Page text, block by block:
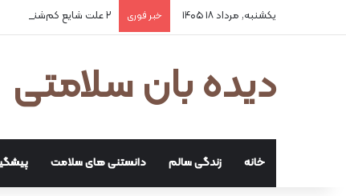
یکشنبه, مرداد ۱۸ ۱۴۰۵ خبر فوری ۲ علت شایع‌ کم‌شنوایی
دیده بان سلامتی
خانه زندگی سالم دانستنی های سلامت